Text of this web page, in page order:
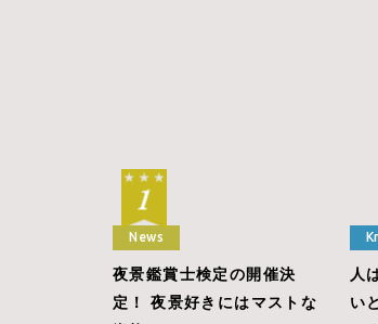
News
夜景鑑賞士検定の開催決
定！ 夜景好きにはマストな
人
い